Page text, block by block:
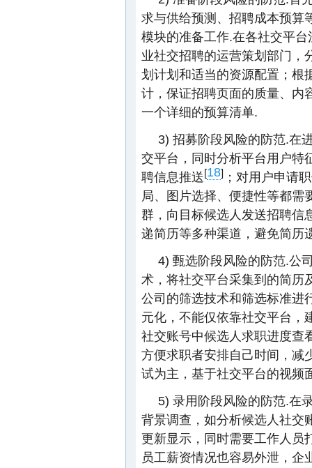
求与供给预测、招聘成本预算
模块的准备工作.在各社交平
业社交招聘的运营策划部门，
划计划和适当的资源配置；根
计，保证招聘页面的质量、内
一个详细的预算清单.
3) 招募阶段风险的防范.在
交平台，同时分析平台用户特
聘信息推送[18] ；对用户申请
局、图片选择、便捷性等都需
群，向目标候选人发送招聘信
递简历等多种渠道，避免简历
4) 甄选阶段风险的防范.公
术，将社交平台采集到的简历
公司的筛选技术和筛选标准进
元化，不能仅依靠社交平台，
社交账号中候选人求职进度查
方便求职者安排自己时间，减
试为主，基于社交平台的视频
5) 录用阶段风险的防范.在
背景调查，如分析候选人社交
更新显示，同时需要工作人员
员工薪资情况也容易外泄，企